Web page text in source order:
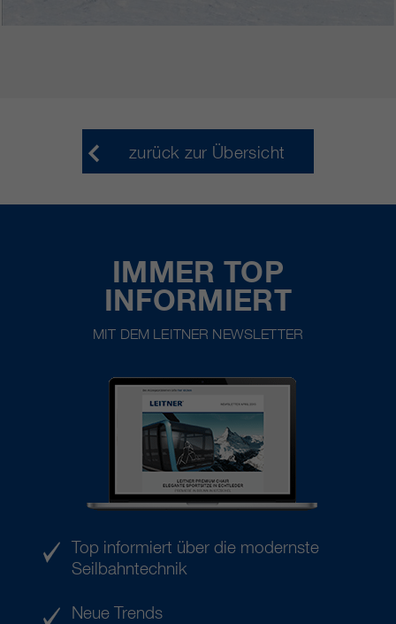
zurück zur Übersicht
IMMER TOP
INFORMIERT
MIT DEM LEITNER NEWSLETTER
Top informiert über die modernste
Seilbahntechnik
Neue Trends